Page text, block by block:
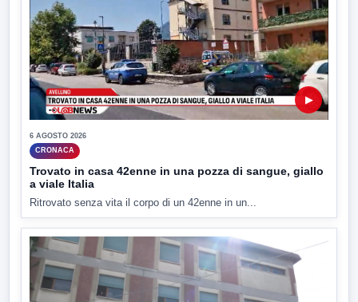
▶
6 AGOSTO 2026
CRONACA
Trovato in casa 42enne in una pozza di sangue, giallo
a viale Italia
Ritrovato senza vita il corpo di un 42enne in un...